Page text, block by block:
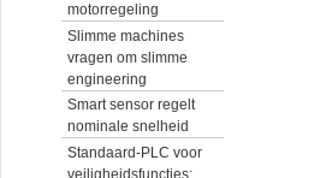
motorregeling
Slimme machines
vragen om slimme
engineering
Smart sensor regelt
nominale snelheid
Standaard-PLC voor
veiligheidsfuncties: